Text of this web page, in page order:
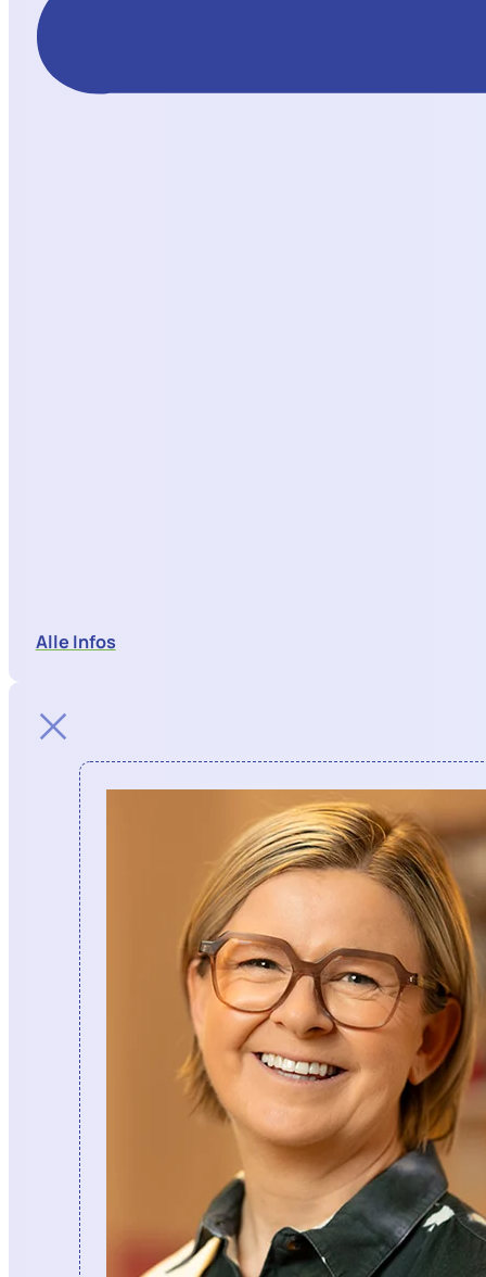
Alle Infos